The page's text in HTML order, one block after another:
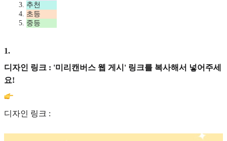
추천
초등
중등
1.
디자인 링크 : '미리캔버스 웹 게시' 링크를 복사해서 넣어주세
요!
디자인 링크 :